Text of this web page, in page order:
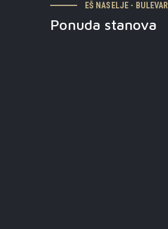
EŠ NASELJE - BULEVAR
Ponuda stanova